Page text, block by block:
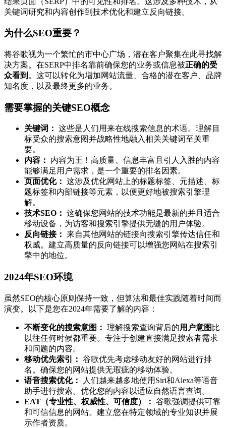
关键词研究和内容创作到技术优化和建立反向链接。
为什么SEO重要？
将谷歌视为一个繁忙的市中心广场，潜在客户聚集在此寻找解
决方案。在SERP中排名靠前确保您的业务或信息被正确的受
众看到 。这可以转化为增加网站流量、合格的潜在客户、品牌
知名度，以及最终更多的业务。
需要掌握的关键SEO概念
关键词： 这些是人们用来在线搜索信息的术语。理解目
标受众的搜索意图并战略性地融入相关关键词至关重
要。
内容：
内容为王！高质量、信息丰富且引人入胜的内容
能够满足用户需求，是一个重要的排名因素。
页面优化： 这涉及优化网站上的标题标签、元描述、标
题标签和内部链接等元素，以便更好地被搜索引擎理
解。
技术SEO： 这确保您网站的技术功能是最新的并且适合
移动设备，为访客和搜索引擎提供无缝的用户体验。
反向链接： 来自其他网站的链接向搜索引擎传达信任和
权威。建立高质量的反向链接可以增强您网站在搜索引
擎中的地位。
2024年SEO环境
虽然SEO的核心原则保持一致，但算法和最佳实践随着时间而
演变。以下是您在2024年需要了解的内容：
不断变化的搜索意图： 理解搜索查询背后的用户意图 比
以往任何时候都重要。专注于创建直接满足搜索者需求
和问题的内容。
移动优先索引： 谷歌优先考虑移动友好的网站进行排
名。确保您的网站提供无瑕疵的移动体验。
语音搜索优化：
人们越来越多地使用Siri和Alexa等语音
助手进行搜索。优化您的内容以适应自然语言查询。
EAT（专业性、权威性、可信度）： 谷歌强调提供可靠
和可信信息的网站。建立您在特定领域的专业知识并展
示作者资质。